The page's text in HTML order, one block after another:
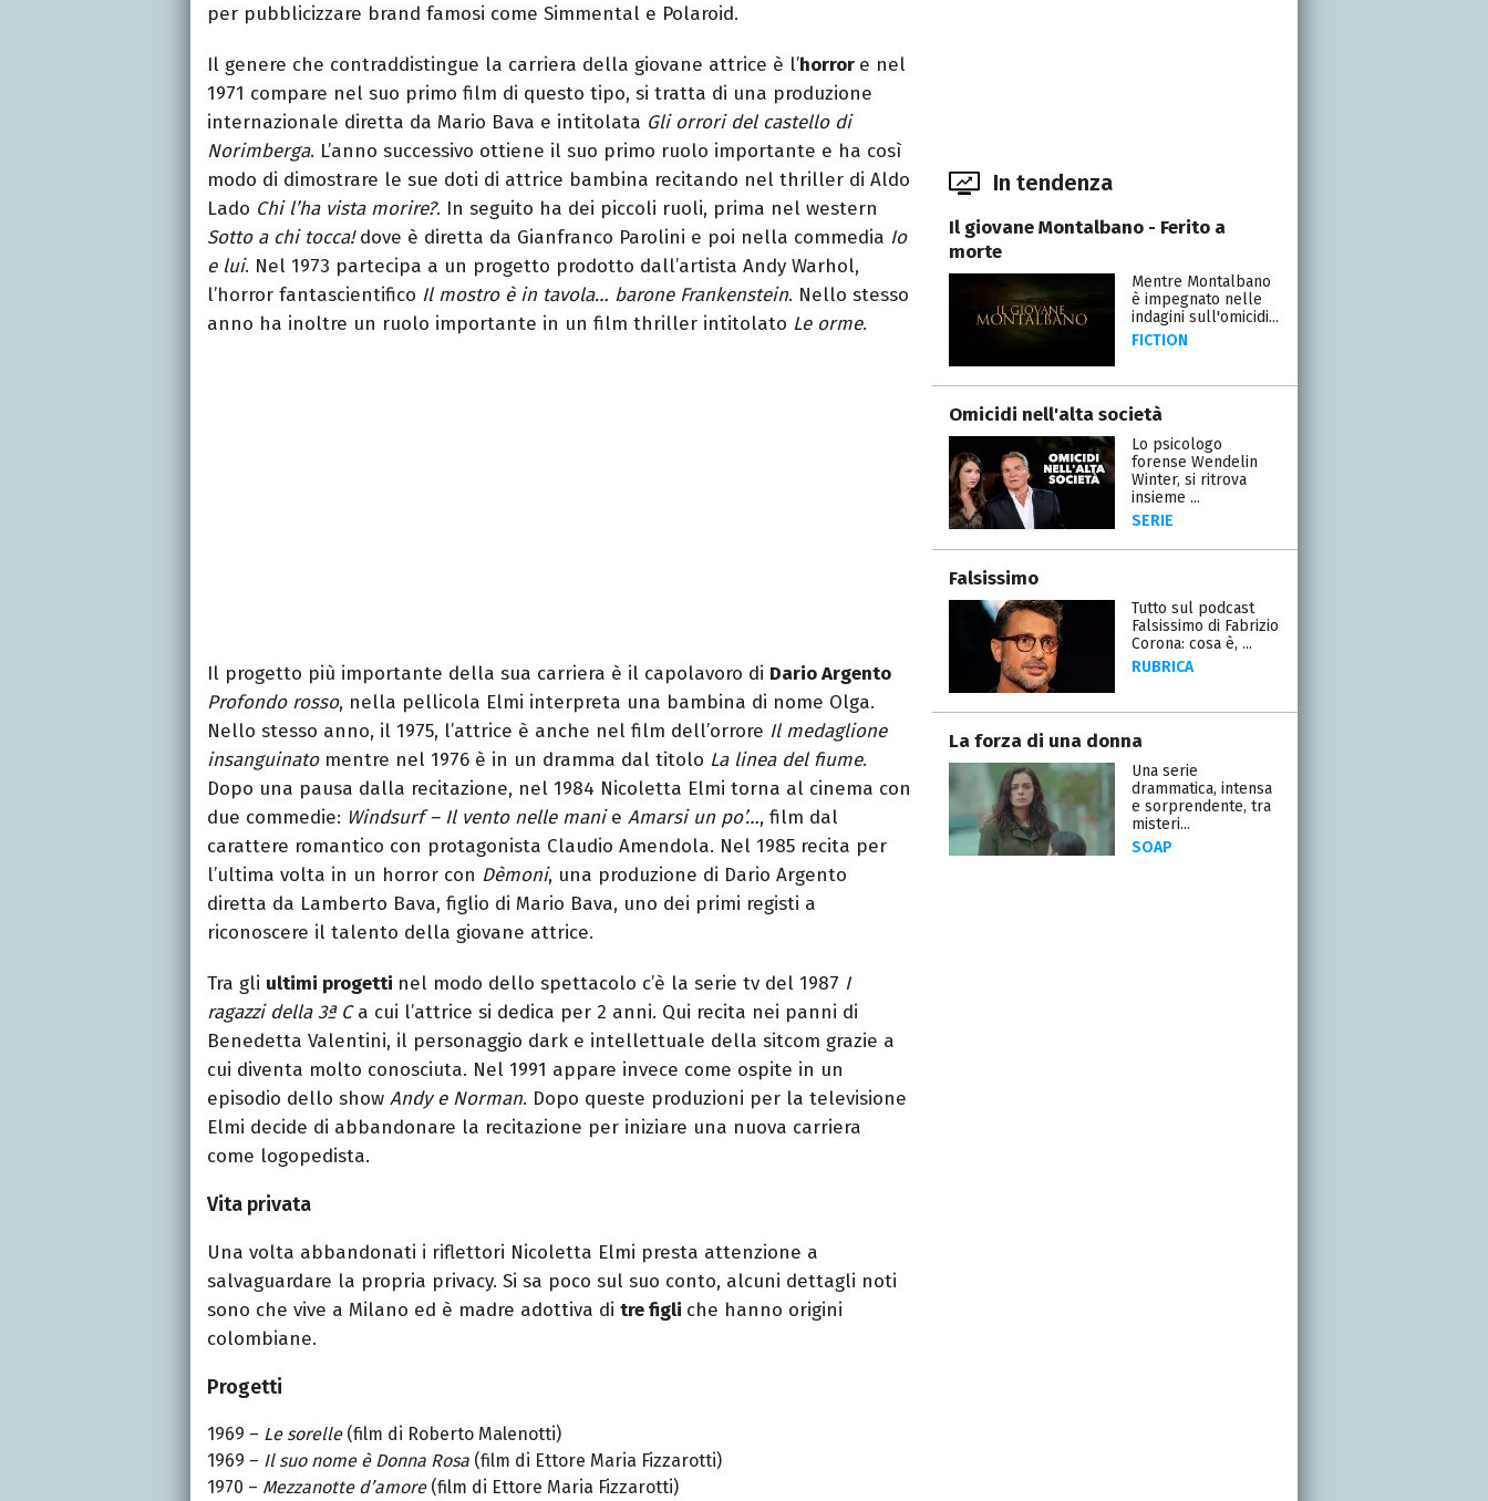
per pubblicizzare brand famosi come Simmental e Polaroid.
Il genere che contraddistingue la carriera della giovane attrice è l’horror e nel
1971 compare nel suo primo film di questo tipo, si tratta di una produzione
internazionale diretta da Mario Bava e intitolata Gli orrori del castello di
Norimberga. L’anno successivo ottiene il suo primo ruolo importante e ha così
modo di dimostrare le sue doti di attrice bambina recitando nel thriller di Aldo
Lado Chi l’ha vista morire?. In seguito ha dei piccoli ruoli, prima nel western
Sotto a chi tocca!dove è diretta da Gianfranco Parolini e poi nella commedia Io
e lui. Nel 1973 partecipa a un progetto prodotto dall’artista Andy Warhol,
l’horror fantascientifico Il mostro è in tavola… barone Frankenstein. Nello stesso
anno ha inoltre un ruolo importante in un film thriller intitolato Le orme.
Il progetto più importante della sua carriera è il capolavoro di Dario Argento
Profondo rosso, nella pellicola Elmi interpreta una bambina di nome Olga.
Nello stesso anno, il 1975, l’attrice è anche nel film dell’orrore Il medaglione
insanguinatomentre nel 1976 è in un dramma dal titolo La linea del fiume.
Dopo una pausa dalla recitazione, nel 1984 Nicoletta Elmi torna al cinema con
due commedie: Windsurf – Il vento nelle manie Amarsi un po’…, film dal
carattere romantico con protagonista Claudio Amendola. Nel 1985 recita per
l’ultima volta in un horror con Dèmoni, una produzione di Dario Argento
diretta da Lamberto Bava, figlio di Mario Bava, uno dei primi registi a
riconoscere il talento della giovane attrice.
Tra gli ultimi progetti nel modo dello spettacolo c’è la serie tv del 1987 I
ragazzi della 3ª Ca cui l’attrice si dedica per 2 anni. Qui recita nei panni di
Benedetta Valentini, il personaggio dark e intellettuale della sitcom grazie a
cui diventa molto conosciuta. Nel 1991 appare invece come ospite in un
episodio dello show Andy e Norman. Dopo queste produzioni per la televisione
Elmi decide di abbandonare la recitazione per iniziare una nuova carriera
come logopedista.
Vita privata
Una volta abbandonati i riflettori Nicoletta Elmi presta attenzione a
salvaguardare la propria privacy. Si sa poco sul suo conto, alcuni dettagli noti
sono che vive a Milano ed è madre adottiva di tre figli che hanno origini
colombiane.
Progetti
1969 – Le sorelle(film di Roberto Malenotti)
1969 – Il suo nome è Donna Rosa (film di Ettore Maria Fizzarotti)
1970 – Mezzanotte d’amore (film di Ettore Maria Fizzarotti)
In tendenza
Il giovane Montalbano - Ferito a
morte
Mentre Montalbano
è impegnato nelle
indagini sull'omicidi...
FICTION
Omicidi nell'alta società
Lo psicologo
forense Wendelin
Winter, si ritrova
insieme ...
SERIE
Falsissimo
Tutto sul podcast
Falsissimo di Fabrizio
Corona: cosa è, ...
RUBRICA
La forza di una donna
Una serie
drammatica, intensa
e sorprendente, tra
misteri...
SOAP